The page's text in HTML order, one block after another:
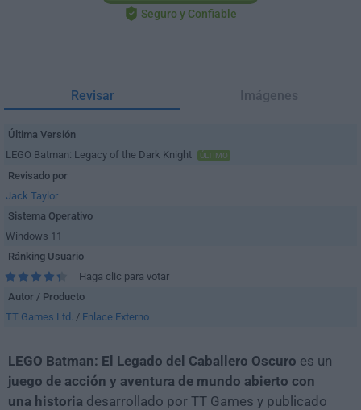
Seguro y Confiable
Revisar Imágenes
Última Versión
LEGO Batman: Legacy of the Dark Knight
ÚLTIMO
Revisado por
Jack Taylor
Sistema Operativo
Windows 11
Ránking Usuario
Haga clic para votar
Autor / Producto
TT Games Ltd. / Enlace Externo
LEGO Batman: El Legado del Caballero Oscuro es un
juego de acción y aventura de mundo abierto con
una historia desarrollado por TT Games y publicado